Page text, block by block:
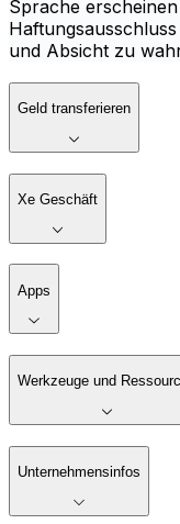
Sprache
und Absicht zu
Geld transferieren
Xe Geschäft
Apps
Werkzeuge und
Unternehmensinfos